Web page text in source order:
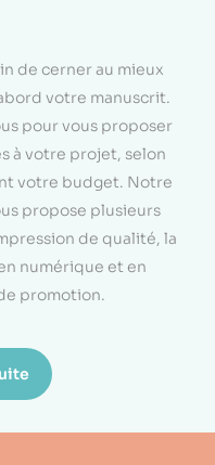
de cerner au mieux
votre manuscrit.
pour vous proposer
à votre projet, selon
votre budget. Notre
propose plusieurs
de qualité, la
numérique et en
promotion.